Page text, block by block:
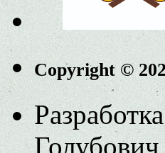
Copyright ©